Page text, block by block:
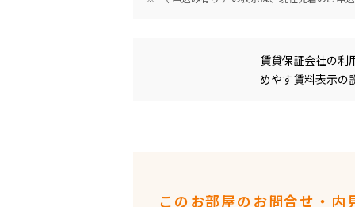
めやす賃料表示賃貸保証会社の利
めやす賃料表示の
このお部屋のお問合せ・内